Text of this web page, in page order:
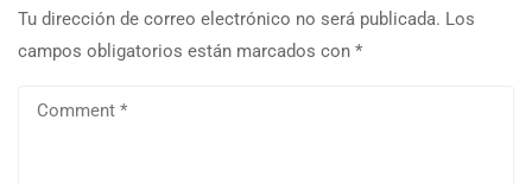
Tu dirección de correo electrónico no será publicada. Los
campos obligatorios están marcados con *